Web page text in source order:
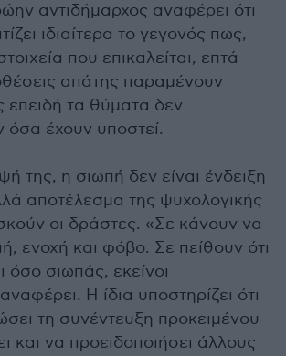
αντιδήμαρχος αναφέρει ότι
ιδιαίτερα το γεγονός πως,
που επικαλείται, επτά
απάτης παραμένουν
επειδή τα θύματα δεν
όσα έχουν υποστεί.
της, η σιωπή δεν είναι ένδειξη
αποτέλεσμα της ψυχολογικής
οι δράστες. «Σε κάνουν να
ενοχή και φόβο. Σε πείθουν ότι
όσο σιωπάς, εκείνοι
Η ίδια υποστηρίζει ότι
τη συνέντευξη προκειμένου
και να προειδοποιήσει άλλους